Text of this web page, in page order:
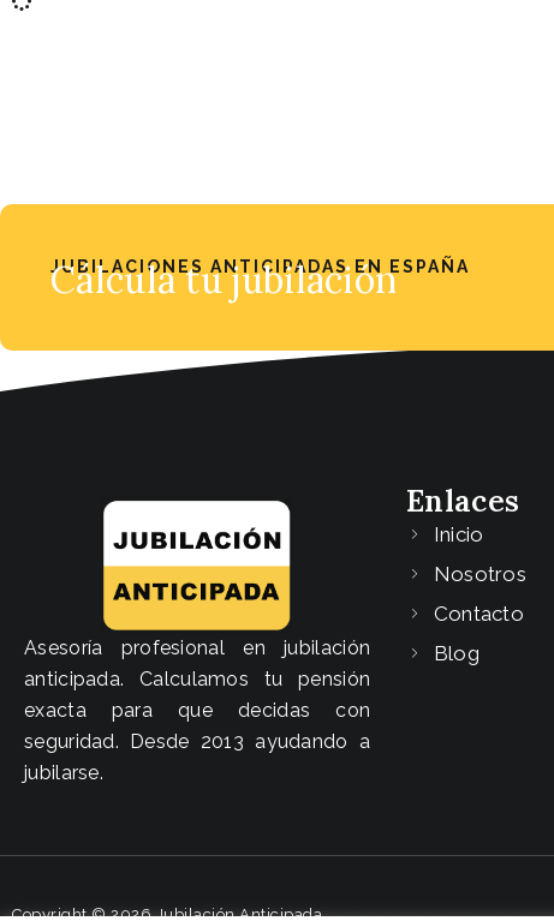
JUBILACIONES ANTICIPADAS EN ESPAÑA
Cálcula tu jubilación
Asesoría profesional en jubilación
anticipada. Calculamos tu pensión
exacta para que decidas con
seguridad. Desde 2013 ayudando a
jubilarse.
Enlaces
Inicio
Nosotros
Contacto
Blog
Copyright © 2026 Jubilación AnticipadaDISEÑADO POR ESPACIOSEO